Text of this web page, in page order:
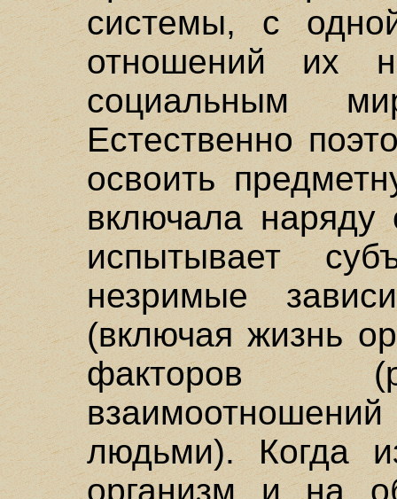
системы, с
отношений их
социальным
Естественно
освоить
включала наряду
испытывает
незримые
(включая жизнь
факторов
людьми). Когда
организм и на